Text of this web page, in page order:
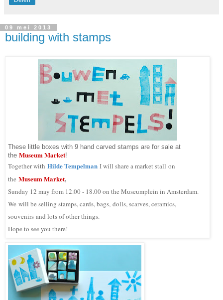
09 mei 2013
building with stamps
These little boxes with 9 hand carved stamps are for sale at
the Museum Market!
Together with Hilde Tempelman I will share a market stall on
the Museum Market,
Sunday 12 may from 12.00 - 18.00 on the Museumplein in Amsterdam.
We will be selling stamps, cards, bags, dolls, scarves, ceramics,
souvenirs and lots of other things.
Hope to see you there!